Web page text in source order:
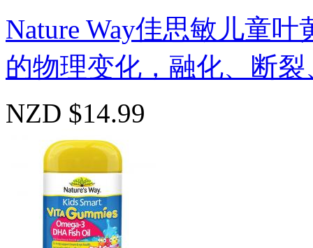
Nature Way佳思敏儿童
的物理变化，融化、断
NZD $14.99